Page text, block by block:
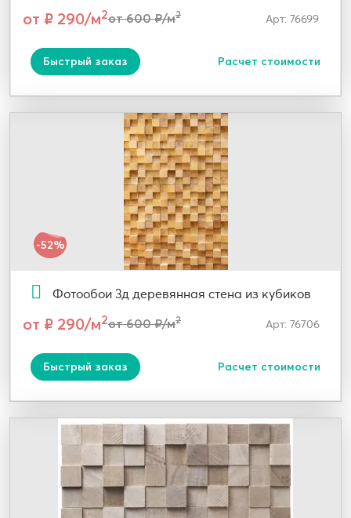
от ₽ 290/м2от 600 ₽/м2 Арт: 76699
Быстрый заказ Расчет стоимости
-52%
Фотообои 3д деревянная стена из кубиков
от ₽ 290/м2от 600 ₽/м2 Арт: 76706
Быстрый заказ Расчет стоимости